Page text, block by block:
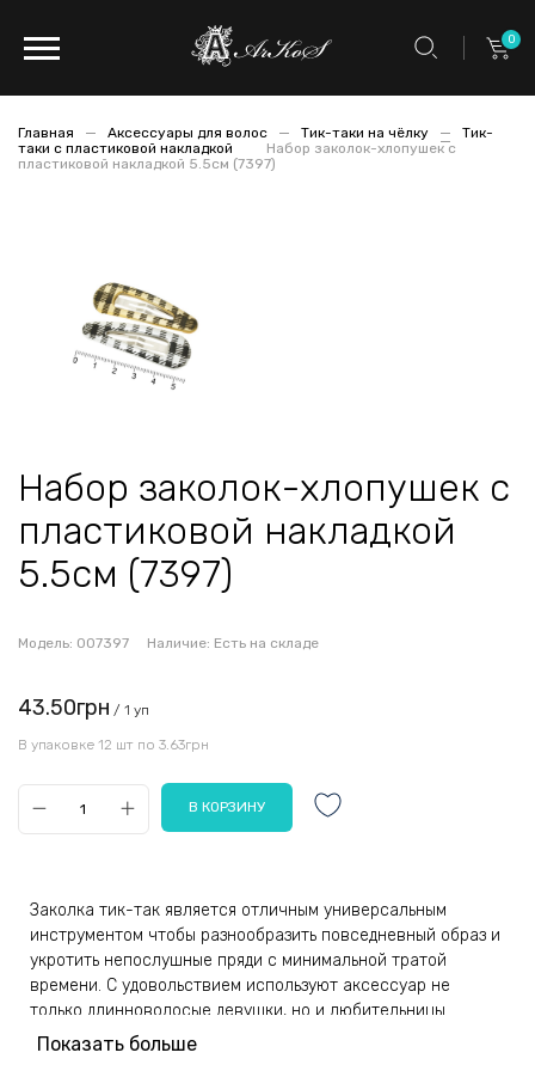
0
Главная Аксессуары для волос Тик-таки на чёлку
Тик-
таки с пластиковой накладкой
Набор заколок-хлопушек с
пластиковой накладкой 5.5см (7397)
Набор заколок-хлопушек с
пластиковой накладкой
5.5см (7397)
Модель: 007397 Наличие: Есть на складе
43.50грн / 1 уп
В упаковке 12 шт по 3.63грн
Заколка тик-так является отличным универсальным
инструментом чтобы разнообразить повседневный образ и
укротить непослушные пряди с минимальной тратой
времени. С удовольствием используют аксессуар не
только длинноволосые девушки, но и любительницы
экспериментов с укладкой челки. Атрибут может служить
Показать больше